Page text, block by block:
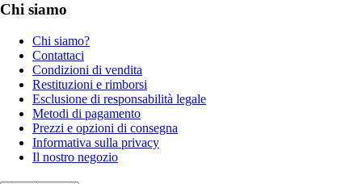
Chi siamo
Chi siamo?
Contattaci
Condizioni di vendita
Restituzioni e rimborsi
Esclusione di responsabilità legale
Metodi di pagamento
Prezzi e opzioni di consegna
Informativa sulla privacy
Il nostro negozio